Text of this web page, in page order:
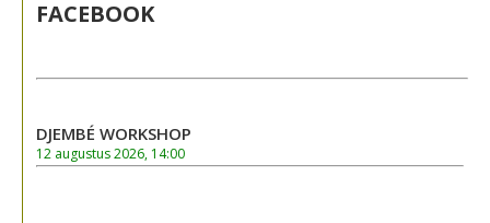
FACEBOOK
DJEMBÉ WORKSHOP
12 augustus 2026, 14:00